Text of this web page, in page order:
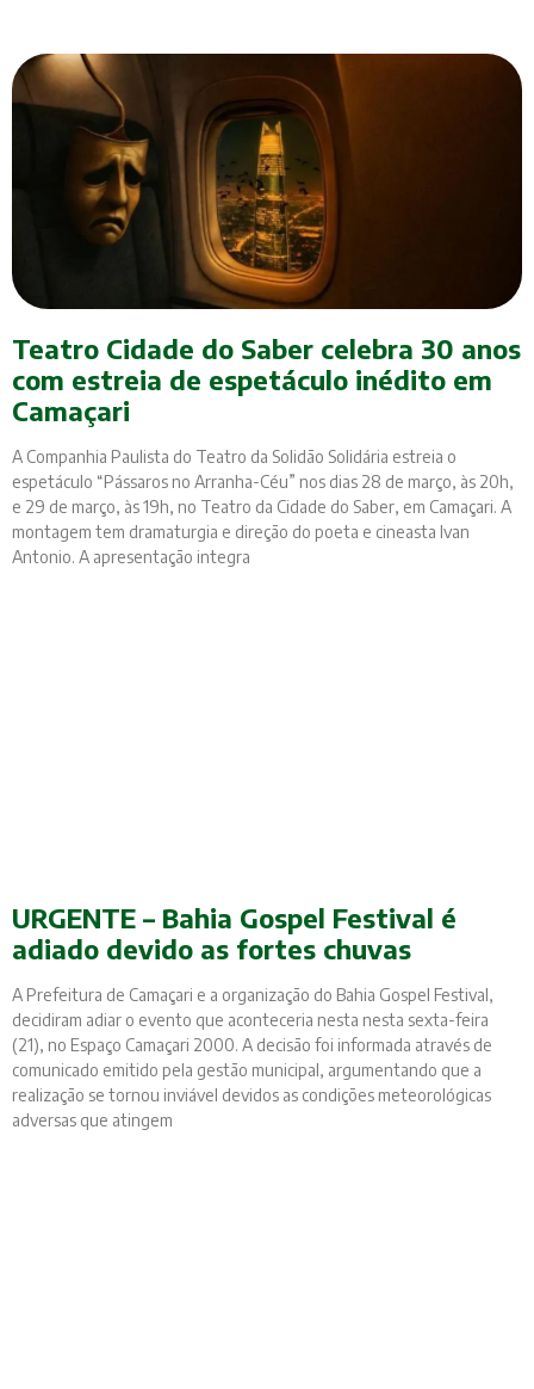
Teatro Cidade do Saber celebra 30 anos
com estreia de espetáculo inédito em
Camaçari
A Companhia Paulista do Teatro da Solidão Solidária estreia o
espetáculo “Pássaros no Arranha-Céu” nos dias 28 de março, às 20h,
e 29 de março, às 19h, no Teatro da Cidade do Saber, em Camaçari. A
montagem tem dramaturgia e direção do poeta e cineasta Ivan
Antonio. A apresentação integra
URGENTE – Bahia Gospel Festival é
adiado devido as fortes chuvas
A Prefeitura de Camaçari e a organização do Bahia Gospel Festival,
decidiram adiar o evento que aconteceria nesta nesta sexta-feira
(21), no Espaço Camaçari 2000. A decisão foi informada através de
comunicado emitido pela gestão municipal, argumentando que a
realização se tornou inviável devidos as condições meteorológicas
adversas que atingem